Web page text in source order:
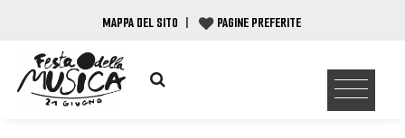
MAPPA DEL SITO | PAGINE PREFERITE